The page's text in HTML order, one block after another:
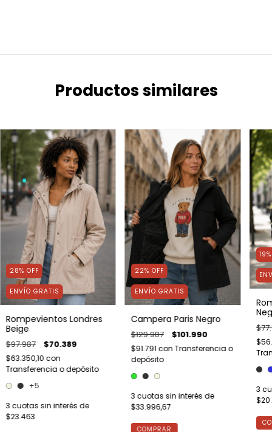
Productos similares
28% OFF
ENVÍO GRATIS
Rompevientos Londres
Beige
$97.987 $70.389
$63.350,10 con
Transferencia o depósito
+5
3 cuotas sin interés de
$23.463
22% OFF
ENVÍO GRATIS
Campera Paris Negro
$129.987 $101.990
$91.791 con Transferencia o
depósito
3 cuotas sin interés de
$33.996,67
COMPRAR
19
3